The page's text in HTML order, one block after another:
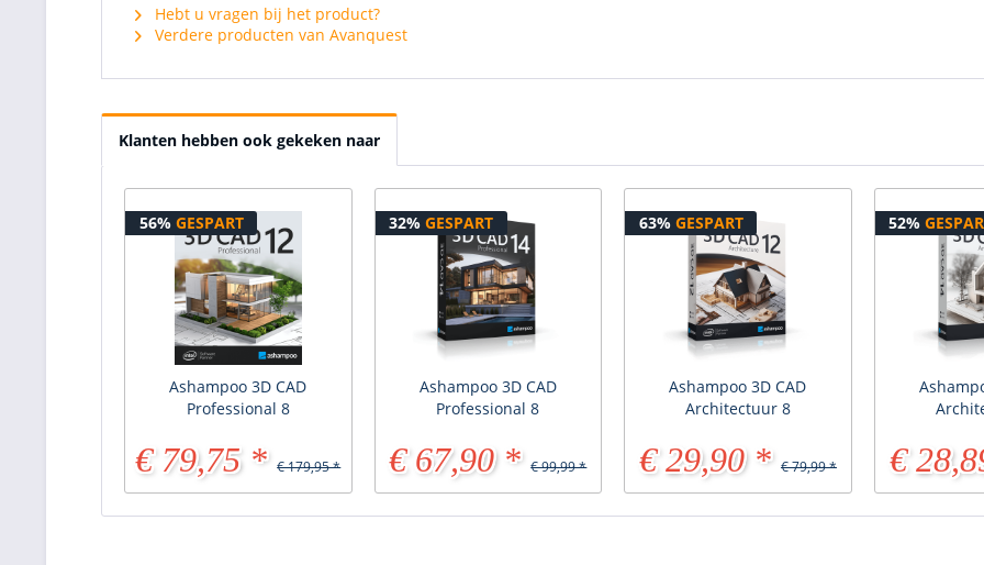
Hebt u vragen bij het product?
Verdere producten van Avanquest
Klanten hebben ook gekeken naar
56% GESPART
Ashampoo 3D CAD
Professional 8
€ 79,75 * € 179,95 *
32%GESPART
Ashampoo 3D CAD
Professional 8
€ 67,90 * € 99,99 *
63% GESPART
Ashampoo 3D CAD
Architectuur 8
€ 29,90 * € 79,99 *
52%
€